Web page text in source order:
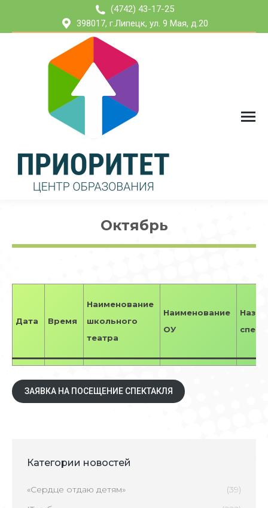
(4742) 43-17-25
398017, г.Липецк, ул. 9 Мая, д.20
Октябрь
Дата Время
Наименование
школьного
театра
Наименование
ОУ
ЗАЯВКА НА ПОСЕЩЕНИЕ СПЕКТАКЛЯ
Категории новостей
«Сердце отдаю детям»
(39)